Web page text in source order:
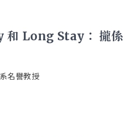
Long Stay： 攏係
名譽教授